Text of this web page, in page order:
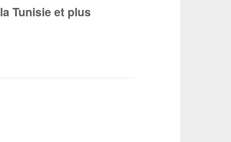
Tunisie et plus